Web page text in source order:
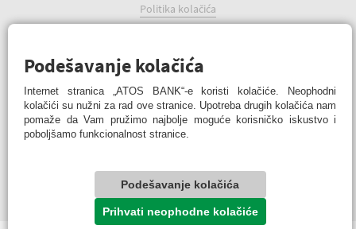
Politika kolačića
ATOS BANK Online
© 2022 ATOS BANK a.d. Banja Luka
© ATOS BANK sva prava zadržana
Podešavanje kolačića
Internet stranica „ATOS BANK“-e koristi kolačiće. Neophodni
kolačići su nužni za rad ove stranice. Upotreba drugih kolačića nam
pomaže da Vam pružimo najbolje moguće korisničko iskustvo i
poboljšamo funkcionalnost stranice.
Podešavanje kolačića
Prihvati neophodne kolačiće